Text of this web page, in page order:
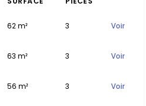
62 m² 3 Voir
63 m² 3 Voir
56 m² 3 Voir